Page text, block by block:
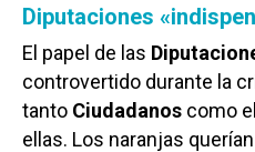
Diputaciones
El papel de las
controvertido durante la
tanto Ciudadanos como el
ellas. Los naranjas